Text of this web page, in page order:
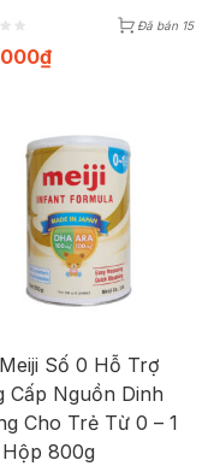
Đã bán 15
₫
Số 0 Hỗ Trợ
Cấp Nguồn Dinh
Cho Trẻ Từ 0 – 1
800g